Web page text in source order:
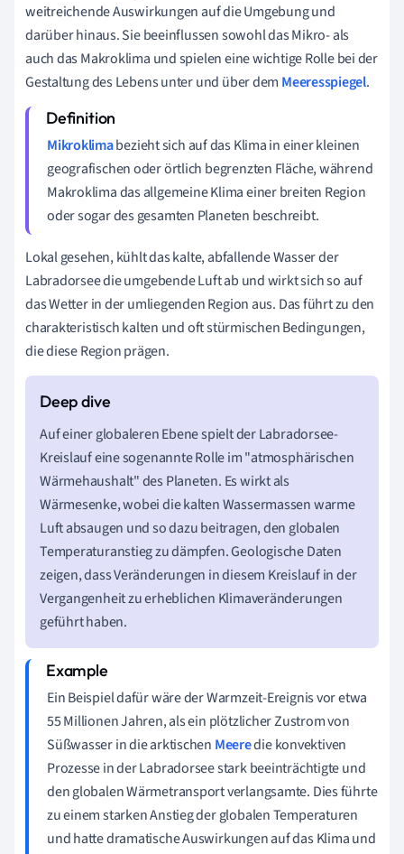
weitreichende Auswirkungen auf die Umgebung und
darüber hinaus. Sie beeinflussen sowohl das Mikro- als
auch das Makroklima und spielen eine wichtige Rolle bei der
Gestaltung des Lebens unter und über dem Meeresspiegel.
Mikroklimabezieht sich auf das Klima in einer kleinen
geografischen oder örtlich begrenzten Fläche, während
Makroklima das allgemeine Klima einer breiten Region
oder sogar des gesamten Planeten beschreibt.
Lokal gesehen, kühlt das kalte, abfallende Wasser der
Labradorsee die umgebende Luft ab und wirkt sich so auf
das Wetter in der umliegenden Region aus. Das führt zu den
charakteristisch kalten und oft stürmischen Bedingungen,
die diese Region prägen.
Auf einer globaleren Ebene spielt der Labradorsee-
Kreislauf eine sogenannte Rolle im "atmosphärischen
Wärmehaushalt" des Planeten. Es wirkt als
Wärmesenke, wobei die kalten Wassermassen warme
Luft absaugen und so dazu beitragen, den globalen
Temperaturanstieg zu dämpfen. Geologische Daten
zeigen, dass Veränderungen in diesem Kreislauf in der
Vergangenheit zu erheblichen Klimaveränderungen
geführt haben.
Ein Beispiel dafür wäre der Warmzeit-Ereignis vor etwa
55 Millionen Jahren, als ein plötzlicher Zustrom von
Süßwasser in die arktischen Meeredie konvektiven
Prozesse in der Labradorsee stark beeinträchtigte und
den globalen Wärmetransport verlangsamte. Dies führte
zu einem starken Anstieg der globalen Temperaturen
und hatte dramatische Auswirkungen auf das Klima und